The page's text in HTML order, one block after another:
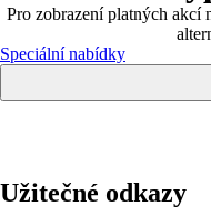
Pro zobrazení platných akcí
Speciální nabídky
Užitečné odkazy